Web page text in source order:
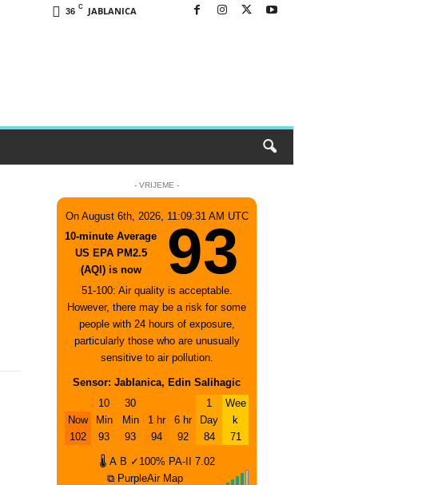
36 C JABLANICA
- VRIJEME -
On August 6th, 2026, 11:09:31 AM UTC
10-minute Average
US EPA PM2.5
(AQI) is now
93
51-100: Air quality is acceptable.
However, there may be a risk for some
people with 24 hours of exposure,
particularly those who are unusually
sensitive to air pollution.
Sensor: Jablanica, Edin Salihagic
Now
102
10
Min
93
30
Min
93
1 hr
94
6 hr
92
1
Day
84
Wee
k
71
🌡 A B ✓100% PA-II
7.02
⧉ PurpleAir Map